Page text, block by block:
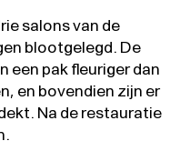
salons van de
blootgelegd. De
een pak fleuriger dan
en bovendien zijn er
Na de restauratie